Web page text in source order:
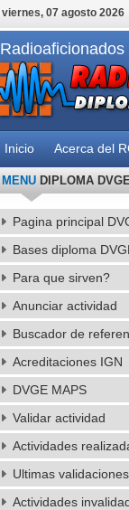
viernes, 07 agosto 2026
Radioaficionados
Inicio Acerca del
MENUDIPLOMA
Pagina principal
Bases diploma
Para que sirven?
Anunciar actividad
Buscador de
Acreditaciones IGN
DVGE MAPS
Validar actividad
Actividades
Ultimas validaciones
Actividades